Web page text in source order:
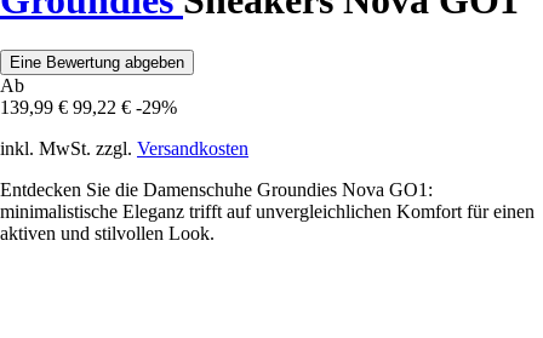
Eine Bewertung abgeben
Ab
139,99 € 99,22 € -29%
inkl. MwSt. zzgl. Versandkosten
Entdecken Sie die Damenschuhe Groundies Nova GO1:
minimalistische Eleganz trifft auf unvergleichlichen Komfort für einen
aktiven und stilvollen Look.